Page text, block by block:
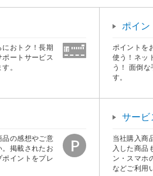
おトク！長期
ートサービス
。
ポイン
ポイントを
使う！ネッ
う！ 面倒
す。
品の感想やご意
。掲載されたお
イントをプレ
サービ
当社購入商
入した商品
ン・スマホ
などご利用